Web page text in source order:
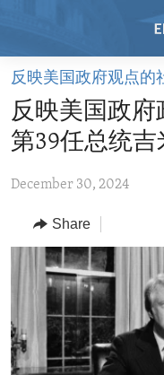
Skip
main
content
to
Navigation
Skip
Search
HOME
VIDEO
REGIONS
AFRICA
AMERICAS
ASIA
EUROPE
MIDDLE EAST
TOPICS
HUMAN RIGHTS
SECURITY AND
AID AND
DEMOCRACY AND
ARCHIVE
ABOUT US
FOLLOW US
反映美国政府观点的
反映美国政府
第39任总统吉
December 30, 2024
Share